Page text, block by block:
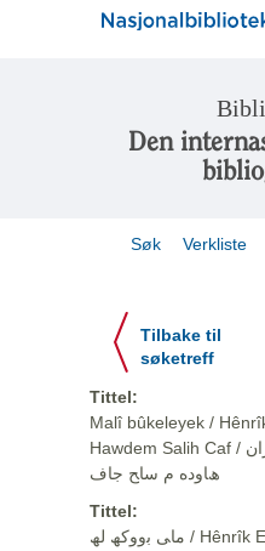
Den
Søk Verkliste
Tilbake til
søketreff
Tittel:
Malî bûkeleyek /
Hawdem Salih Caf / ھﻧرﯾﮏ ﺋﯾﺑﺳن ; وهرگيران
ھﺎوده م ﺳﺎﺢ ﺟﺎف
Tittel:
ﻣﺎﯽ ﺑووﮐﮫ ﻟﮫ / Hênrîk Eîbsin ; wergerandi